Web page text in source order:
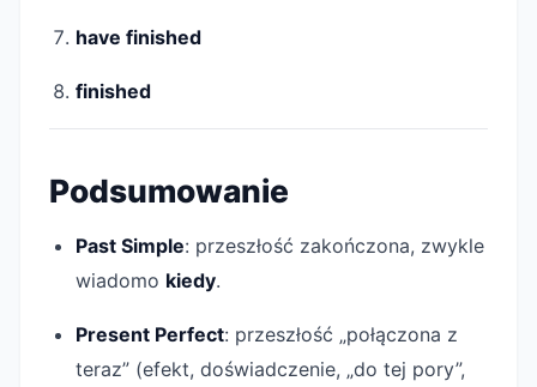
have finished
finished
Podsumowanie
Past Simple: przeszłość zakończona, zwykle
wiadomo kiedy.
Present Perfect: przeszłość „połączona z
teraz” (efekt, doświadczenie, „do tej pory”,